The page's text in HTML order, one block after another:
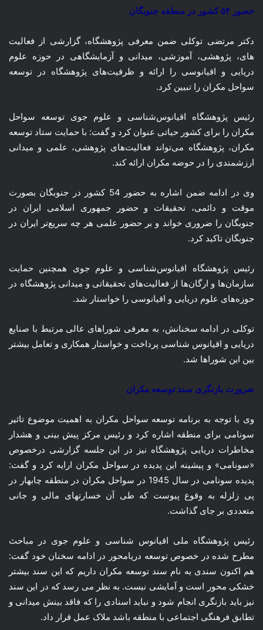
حضور ۵۴ کشور در منطقه جنوبگان
دکتر مرتضی توکلی ضمن معرفی پژوهشگاه، گزارشی از فعالیت
های، پژوهشی، آموزشی، میدانی و آزمایشگاهی در حوزه علوم
دریایی و اقیانوسی را ارائه و ظرفیت‌های پژوهشگاه در توسعه
سواحل مکران را تبیین کرد.
رئیس پژوهشگاه اقیانوس‌شناسی و علوم جوی توسعه سواحل
مکران را برای کشور حیاتی عنوان کرد و گفت: با حمایت ستاد توسعه
مکران، پژوهشگاه می‌تواند فعالیت‌های پژوهشی، علمی و میدانی
ارزشمندی را در حوضه مکران ارائه کند.
وی در ادامه ضمن اشاره به حضور 54 کشور در جنوبگان بصورت
موقت و دائمی، تحقیقات و حضور جمهوری اسلامی ایران در
جنوبگان را ضروری خواند و بر حضور علمی هر چه سریع‌تر ایران در
جنوبگان تاکید کرد.
رئیس پژوهشگاه اقیانوس‌شناسی و علوم جوی همچنین حمایت
سازمان‌ها و ارگان‌ها از فعالیت‌های تحقیقاتی و میدانی پژوهشگاه در
حوزه‌های علوم دریایی و اقیانوسی را خواستار شد.
توکلی در ادامه سخنانش، به معرفی شوراهای عالی مرتبط با صنایع
دریایی و اقیانوس شناسی پرداخت و خواستار همکاری و تعامل بیشتر
بین این شوراها شد.
ضرورت بازنگری سند توسعه مکران
وی با توجه به برنامه توسعه سواحل مکران به اهمیت موضوع تاثیر
سونامی برای منطقه اشاره کرد و رئیس مرکز پیش بینی و هشدار
مخاطرات دریایی پژوهشگاه نیز در این جلسه گزارشی درخصوص
«سونامی» و پیشینه این پدیده در سواحل مکران ارایه کرد و گفت:
پدیده سونامی در سال 1945 در سواحل مکران در منطقه چابهار در
پی زلزله به وقوع پیوست که طی آن خسارتهای مالی و جانی
متعددی بر جای گذاشت.
رئیس پژوهشگاه ملی اقیانوس شناسی و علوم جوی در مباحث
مطرح شده در خصوص توسعه دریامحور در ادامه سخنان خود گفت:
هم اکنون سندی به نام سند توسعه مکران داریم که این سند بیشتر
خشکی محور است و آمایشی نیست. به نظر می رسد که در این سند
نیز باید بازنگری انجام شود و نباید اسنادی را که فاقد بینش میدانی و
تطابق فرهنگی اجتماعی با منطقه باشد ملاک عمل قرار داد.